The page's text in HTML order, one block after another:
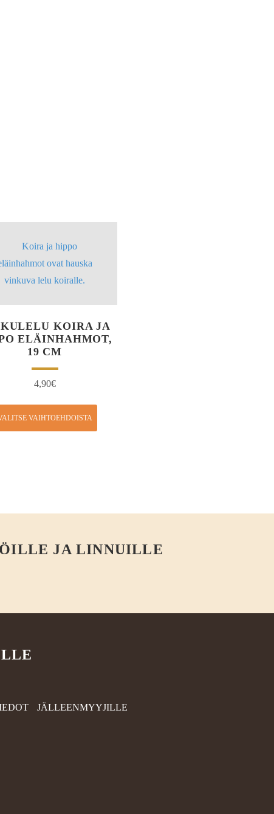
KOIRA JA
ELÄINHAHMOT,
19 CM
4,90€
VAIHTOEHDOISTA
JA LINNUILLE
JÄLLEENMYYJILLE